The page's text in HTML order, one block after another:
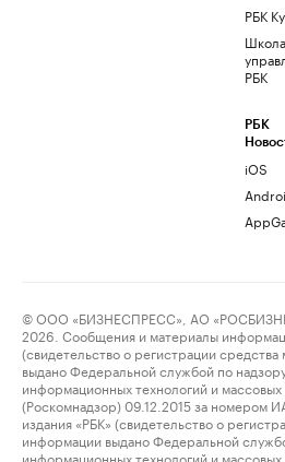
РБК
Школа
РБК
РБК
iOS
© ООО «БИЗНЕСПРЕСС», АО
2026. Сообщения и материалы
(свидетельство о регистрации
выдано Федеральной службой по
информационных технологий и
(Роскомнадзор) 09.12.2015 за номером
издания «РБК» (свидетельство о
информации выдано Федеральной
информационных технологий и